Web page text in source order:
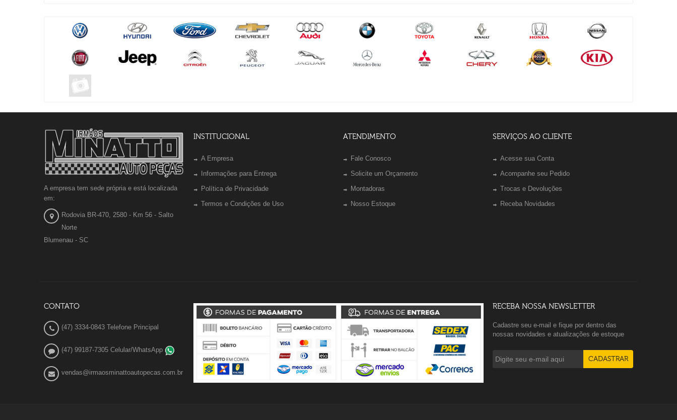
A empresa tem sede própria e está localizada
em:
Rodovia BR-470, 2580 - Km 56 - Salto
Norte
Blumenau - SC
INSTITUCIONAL
A Empresa
Informações para Entrega
Política de Privacidade
Termos e Condições de Uso
ATENDIMENTO
Fale Conosco
Solicite um Orçamento
Montadoras
Nosso Estoque
SERVIÇOS AO CLIENTE
Acesse sua Conta
Acompanhe seu Pedido
Trocas e Devoluções
Receba Novidades
CONTATO
(47) 3334-0843 Telefone Principal
(47) 99187-7305 Celular/WhatsApp
vendas@irmaosminattoautopecas.com.br
RECEBA NOSSA NEWSLETTER
Cadastre seu e-mail e fique por dentro das
nossas novidades e atualizações de estoque